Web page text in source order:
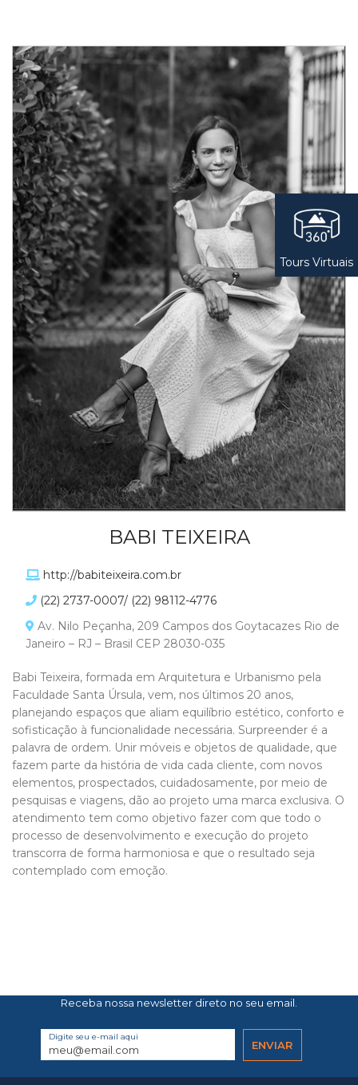
BABI TEIXEIRA
http://babiteixeira.com.br
(22) 2737-0007/ (22) 98112-4776
Av. Nilo Peçanha, 209 Campos dos Goytacazes Rio de
Janeiro – RJ – Brasil CEP 28030-035
Babi Teixeira, formada em Arquitetura e Urbanismo pela
Faculdade Santa Úrsula, vem, nos últimos 20 anos,
planejando espaços que aliam equilíbrio estético, conforto e
sofisticação à funcionalidade necessária. Surpreender é a
palavra de ordem. Unir móveis e objetos de qualidade, que
fazem parte da história de vida cada cliente, com novos
elementos, prospectados, cuidadosamente, por meio de
pesquisas e viagens, dão ao projeto uma marca exclusiva. O
atendimento tem como objetivo fazer com que todo o
processo de desenvolvimento e execução do projeto
transcorra de forma harmoniosa e que o resultado seja
contemplado com emoção.
Receba nossa newsletter direto no seu email.
Digite seu e-mail aqui
Tours Virtuais